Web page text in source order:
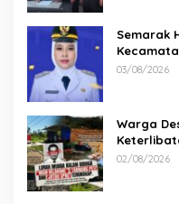
Semarak
Lomba
03/08/2026
Warga Desak APH Usut
02/08/2026